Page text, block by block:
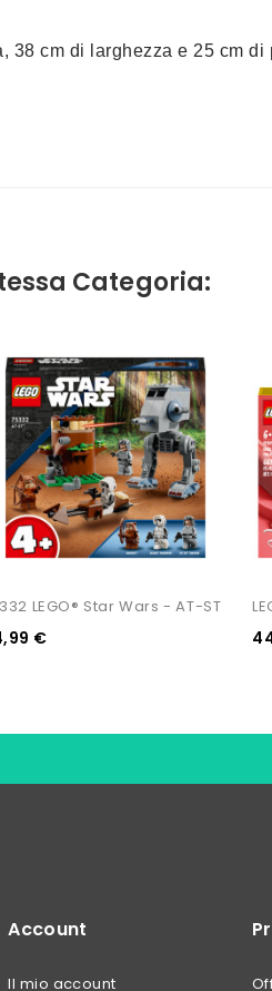
38 cm di larghezza e 25 cm di
Categoria:
LEGO® Star Wars - AT-ST
€
Account
Il mio account